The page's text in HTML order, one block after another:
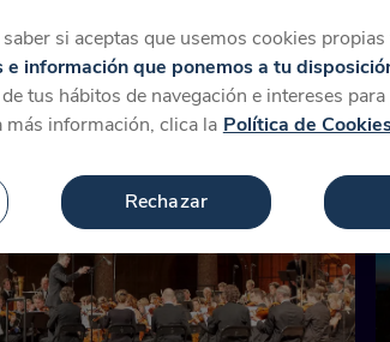
Más
en
si aceptas que usemos cookies
e información que ponemos a tu
tus hábitos de navegación e intereses
más información, clica la Política de
Rechazar